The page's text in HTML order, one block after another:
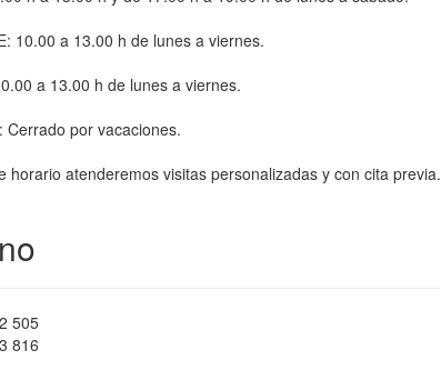
​10.00 a 13.00 h de lunes a viernes.
a 13.00 h de lunes a viernes.
​Cerrado por vacaciones.
horario atenderemos visitas personalizadas y con cita previa.
505
816